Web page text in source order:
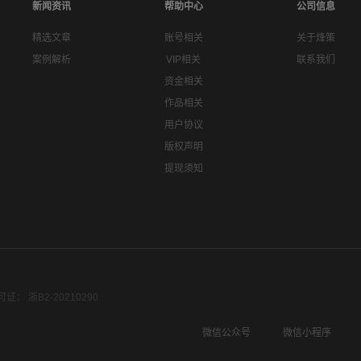
新闻资讯
精选文章
案例解析
帮助中心
账号相关
VIP相关
资金相关
作品相关
用户协议
版权声明
提现须知
公司信息
关于烽策
联系我们
证： 浙B2-20210290
微信公众号
微信小程序